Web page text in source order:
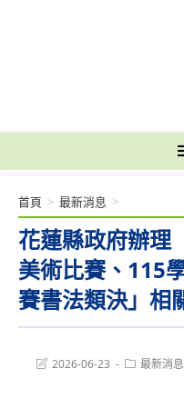
花蓮縣政府辦理
美術比賽、115
賽書法類決」相
首頁 > 最新消息 >
Post2026-06-23
Post最新消息